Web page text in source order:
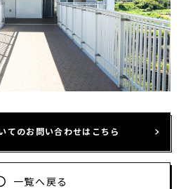
てのお問い合わせはこちら
一覧へ戻る